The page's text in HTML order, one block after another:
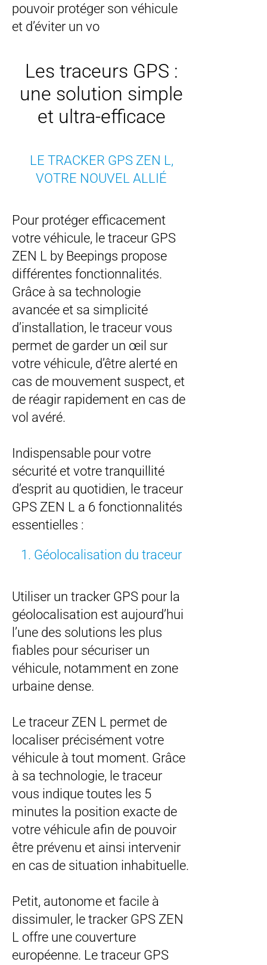
pouvoir protéger son véhicule
et d’éviter un vo
Les traceurs GPS :
une solution simple
et ultra-efficace
LE TRACKER GPS ZEN L,
VOTRE NOUVEL ALLIÉ
Pour protéger efficacement
votre véhicule, le traceur GPS
ZEN L by Beepings propose
différentes fonctionnalités.
Grâce à sa technologie
avancée et sa simplicité
d’installation, le traceur vous
permet de garder un œil sur
votre véhicule, d’être alerté en
cas de mouvement suspect, et
de réagir rapidement en cas de
vol avéré.
Indispensable pour votre
sécurité et votre tranquillité
d’esprit au quotidien, le traceur
GPS ZEN L a 6 fonctionnalités
essentielles :
1. Géolocalisation du traceur
Utiliser un tracker GPS pour la
géolocalisation est aujourd’hui
l’une des solutions les plus
fiables pour sécuriser un
véhicule, notamment en zone
urbaine dense.
Le traceur ZEN L permet de
localiser précisément votre
véhicule à tout moment. Grâce
à sa technologie, le traceur
vous indique toutes les 5
minutes la position exacte de
votre véhicule afin de pouvoir
être prévenu et ainsi intervenir
en cas de situation inhabituelle.
Petit, autonome et facile à
dissimuler, le tracker GPS ZEN
L offre une couverture
européenne. Le traceur GPS